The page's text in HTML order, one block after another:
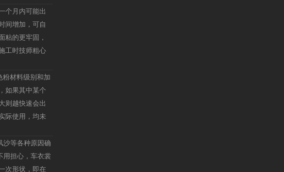
个月内可能出
间增加，可自
粘的更牢固，
工时技师粗心
粉材料级别和加
如果其中某个
则越快速会出
际使用，均未
沙等各种原因确
用担心，车衣裳
次形状，即在